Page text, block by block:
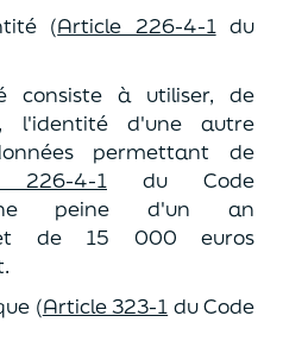
(Article 226-4-1du
consiste à utiliser, de
l'identité d'une autre
permettant de
226-4-1 du Code
peine d'un an
et de 15 000 euros
(Article 323-1 du Code